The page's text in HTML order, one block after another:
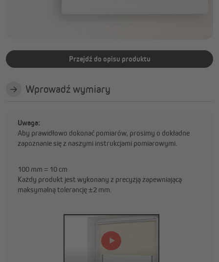
Przejdź do opisu produktu
Wprowadź wymiary
Uwaga:
Aby prawidłowo dokonać pomiarów, prosimy o dokładne
zapoznanie się z naszymi instrukcjami pomiarowymi.
100 mm = 10 cm
Każdy produkt jest wykonany z precyzją zapewniającą
maksymalną tolerancję ±2 mm.